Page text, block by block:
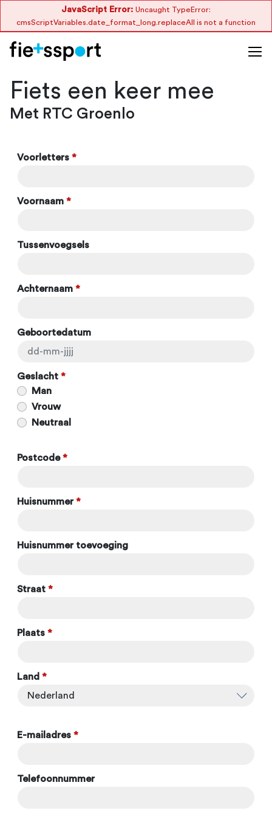
JavaScript Error: Uncaught TypeError:
cmsScriptVariables.date_format_long.replaceAll is not a function
Fiets een keer mee
Met RTC Groenlo
Voorletters *
Voornaam *
Tussenvoegsels
Achternaam *
Geboortedatum
Geslacht *
Man
Vrouw
Neutraal
Postcode *
Huisnummer *
Huisnummer toevoeging
Straat *
Plaats *
Land *
E-mailadres *
Telefoonnummer